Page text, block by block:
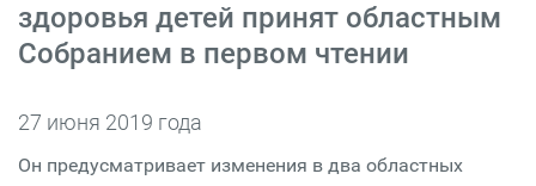
здоровья детей принят областным
Собранием в первом чтении
27 июня 2019 года
Он предусматривает изменения в два областных